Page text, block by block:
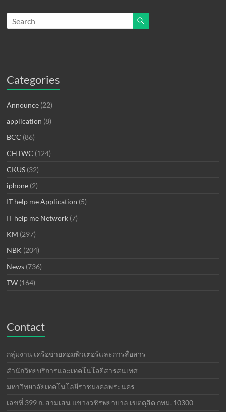
Categories
Announce (22)
application (8)
BCC (86)
CHTWC (124)
CKUS (32)
iphone (2)
IT help me Application (5)
IT help me Network (7)
KM (297)
NBK (204)
News (736)
TW (164)
Contact
กลุ่มงาน เครือข่ายคอมพิวเตอร์เเละการสื่อสาร
สำนักวิทยบริการและเทคโนโลยีสารสนเทศ
มหาวิทยาลัยเทคโนโลยีราชมงคลพระนคร
เลขที่ 399 ถ. สามเสน แขวงวชิรพยาบาล เขตดุสิต กทม. 10300